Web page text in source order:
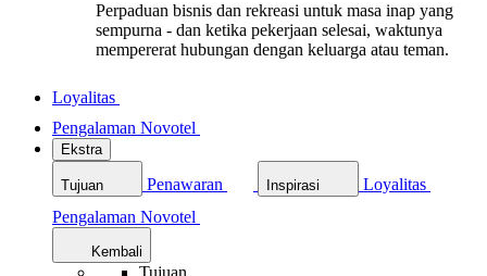
Perpaduan bisnis dan rekreasi untuk masa inap yang
sempurna - dan ketika pekerjaan selesai, waktunya
mempererat hubungan dengan keluarga atau teman.
Loyalitas
Pengalaman Novotel
Ekstra
Tujuan Penawaran Inspirasi
Loyalitas
Pengalaman Novotel
Kembali
Tujuan